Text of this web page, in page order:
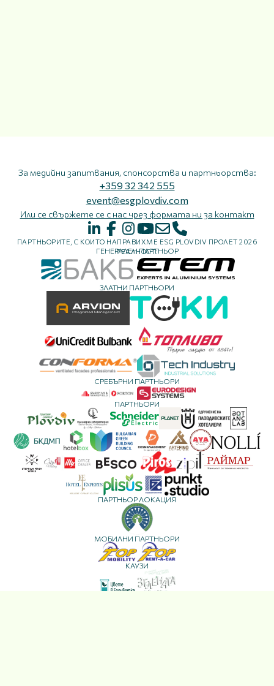
За медийни запитвания, спонсорства и партньорства:
+359 32 342 555
event@esgplovdiv.com
Или се свържете се с нас чрез формата ни за контакт
ПАРТНЬОРИТЕ, С КОИТО НАПРАВИХМЕ ESG PLOVDIV ПРОЛЕТ 2026
РЕАЛНОСТ:
ГЕНЕРАЛЕН ПАРТНЬОР
ЗЛАТНИ ПАРТНЬОРИ
СРЕБЪРНИ ПАРТНЬОРИ
ПАРТНЬОРИ
ПАРТНЬОР ЛОКАЦИЯ
МОБИЛНИ ПАРТНЬОРИ
КАУЗИ